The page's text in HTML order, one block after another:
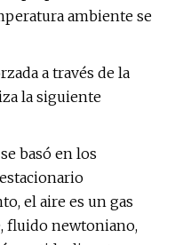
ambiente se
a través de la
la siguiente
basó en los
el aire es un gas
fluido newtoniano,